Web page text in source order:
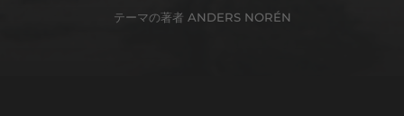
テーマの著者 ANDERS NORÉN